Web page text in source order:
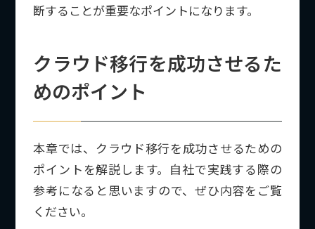
断することが重要なポイントになります。
クラウド移行を成功させるた
めのポイント
本章では、クラウド移行を成功させるための
ポイントを解説します。自社で実践する際の
参考になると思いますので、ぜひ内容をご覧
ください。